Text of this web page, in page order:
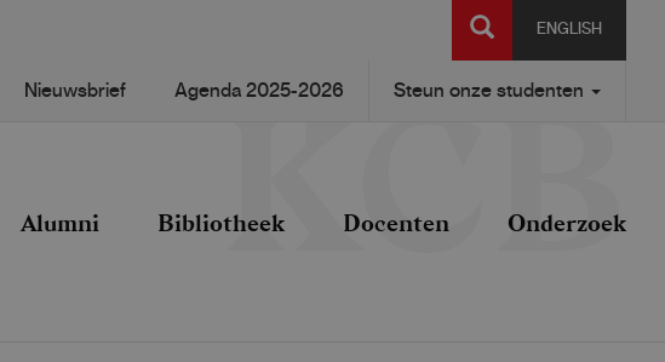
ENGLISH
SEARCH
Nieuwsbrief Agenda 2025-2026 Steun onze studenten
Alumni Bibliotheek Docenten Onderzoek